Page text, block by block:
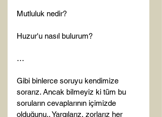
Mutluluk nedir?
Huzur'u nasıl bulurum?
…
Gibi binlerce soruyu kendimize
sorarız. Ancak bilmeyiz ki tüm bu
soruların cevaplarının içimizde
olduğunu.. Yargılarız, zorlarız her